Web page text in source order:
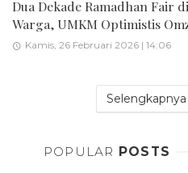
Dua Dekade Ramadhan Fair
Warga, UMKM Optimistis
Kamis, 26 Februari 2026 | 14:06
POPULAR POSTS